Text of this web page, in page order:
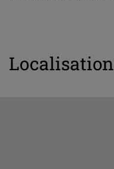
Localisation